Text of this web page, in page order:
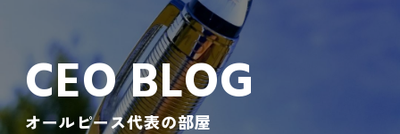
オールピースについて
活動内容
ご利用までの流れ
CEO BLOG
オールピース代表の部屋